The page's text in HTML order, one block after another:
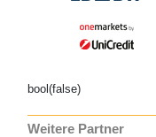
bool(false)
Weitere Partner